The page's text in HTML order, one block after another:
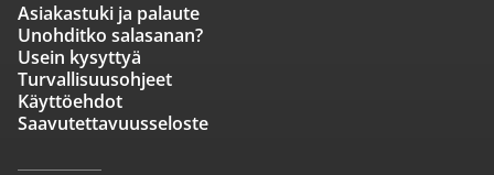
Asiakastuki ja palaute
Unohditko salasanan?
Usein kysyttyä
Turvallisuusohjeet
Käyttöehdot
Saavutettavuusseloste